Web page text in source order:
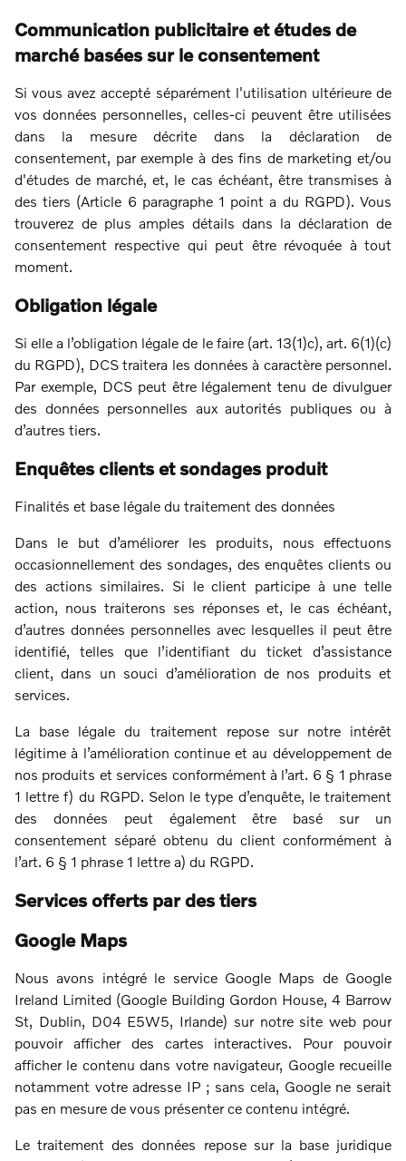
Communication publicitaire et études de
marché basées sur le consentement
Si vous avez accepté séparément l'utilisation ultérieure de
vos données personnelles, celles-ci peuvent être utilisées
dans la mesure décrite dans la déclaration de
consentement, par exemple à des fins de marketing et/ou
d'études de marché, et, le cas échéant, être transmises à
des tiers (Article 6 paragraphe 1 point a du RGPD). Vous
trouverez de plus amples détails dans la déclaration de
consentement respective qui peut être révoquée à tout
moment.
Obligation légale
Si elle a l’obligation légale de le faire (art. 13(1)c), art. 6(1)(c)
du RGPD), DCS traitera les données à caractère personnel.
Par exemple, DCS peut être légalement tenu de divulguer
des données personnelles aux autorités publiques ou à
d’autres tiers.
Enquêtes clients et sondages produit
Finalités et base légale du traitement des données
Dans le but d’améliorer les produits, nous effectuons
occasionnellement des sondages, des enquêtes clients ou
des actions similaires. Si le client participe à une telle
action, nous traiterons ses réponses et, le cas échéant,
d’autres données personnelles avec lesquelles il peut être
identifié, telles que l’identifiant du ticket d’assistance
client, dans un souci d’amélioration de nos produits et
services.
La base légale du traitement repose sur notre intérêt
légitime à l’amélioration continue et au développement de
nos produits et services conformément à l’art. 6 § 1 phrase
1 lettre f) du RGPD. Selon le type d’enquête, le traitement
des données peut également être basé sur un
consentement séparé obtenu du client conformément à
l’art. 6 § 1 phrase 1 lettre a) du RGPD.
Services offerts par des tiers
Google Maps
Nous avons intégré le service Google Maps de Google
Ireland Limited (Google Building Gordon House, 4 Barrow
St, Dublin, D04 E5W5, Irlande) sur notre site web pour
pouvoir afficher des cartes interactives. Pour pouvoir
afficher le contenu dans votre navigateur, Google recueille
notamment votre adresse IP ; sans cela, Google ne serait
pas en mesure de vous présenter ce contenu intégré.
Le traitement des données repose sur la base juridique